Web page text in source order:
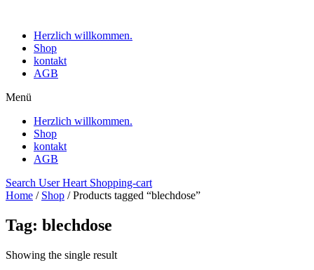
Herzlich willkommen.
Shop
kontakt
AGB
Menü
Herzlich willkommen.
Shop
kontakt
AGB
Search User Heart Shopping-cart
Home / Shop / Products tagged “blechdose”
Tag: blechdose
Showing the single result